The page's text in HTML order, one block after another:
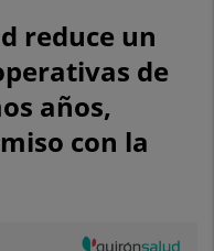
reduce un
de
años,
con la